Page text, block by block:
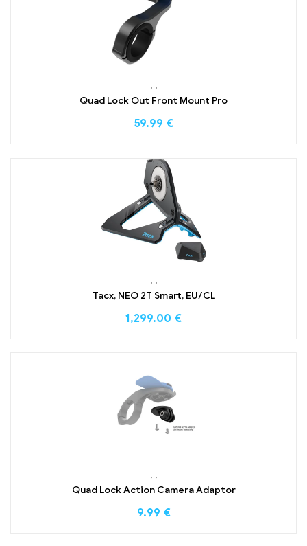
, ,
Quad Lock Out Front Mount Pro
59.99 €
, ,
Tacx, NEO 2T Smart, EU/CL
1,299.00 €
, ,
Quad Lock Action Camera Adaptor
9.99 €